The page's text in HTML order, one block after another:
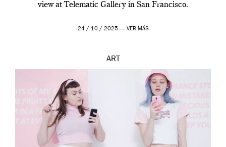
view at Telematic Gallery in San Francisco.
24 / 10 / 2025 — VER MÁS
ART